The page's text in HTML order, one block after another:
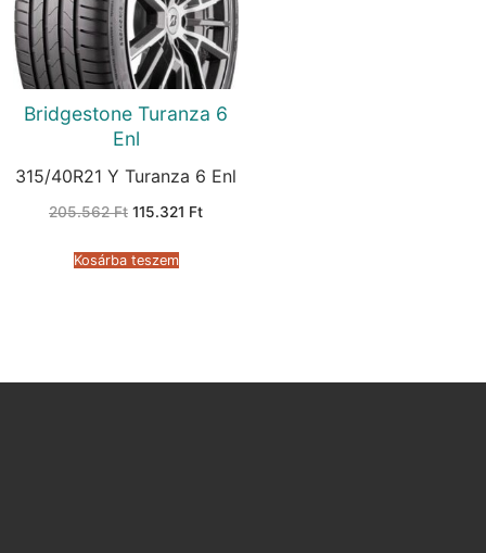
Bridgestone Turanza 6
Enl
315/40R21 Y Turanza 6 Enl
205.562Ft Original
205.562 Ft.
115.321 FtCurrent
Kosárba teszem